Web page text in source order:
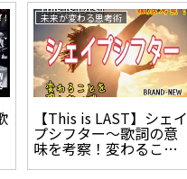
未来が変わる思考術
【This is LAST】シェイ
プシフター～歌詞の意
味を考察！変わること
を恐れないで。